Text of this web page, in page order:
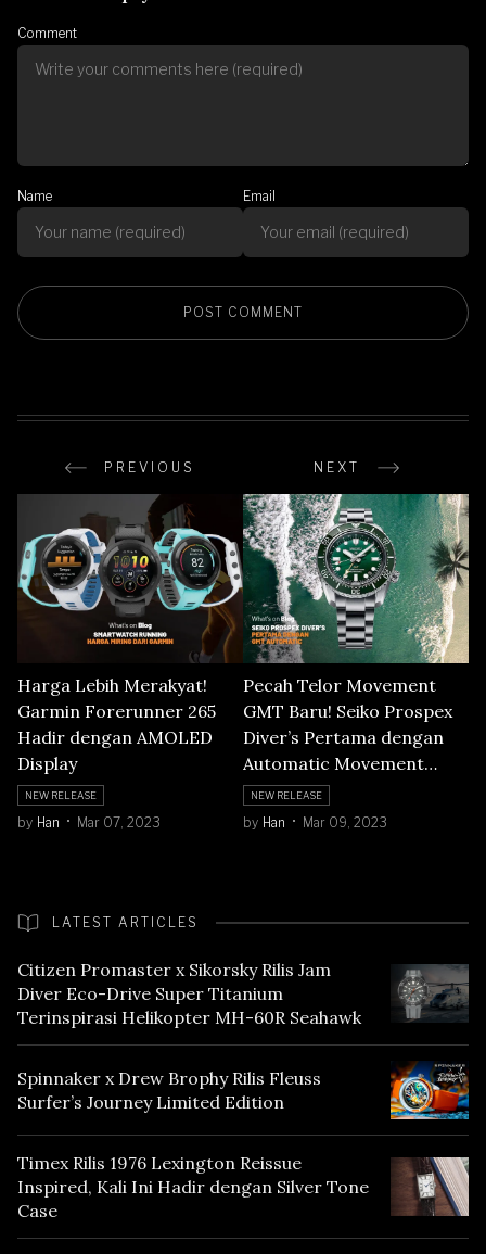
Comment
Name Email
PREVIOUS NEXT
Harga Lebih Merakyat!
Garmin Forerunner 265
Hadir dengan AMOLED
Display
NEW RELEASE
by Han Mar 07, 2023
Pecah Telor Movement
GMT Baru! Seiko Prospex
Diver’s Pertama dengan
Automatic Movement
GMT
NEW RELEASE
by Han Mar 09, 2023
LATEST ARTICLES
Citizen Promaster x Sikorsky Rilis Jam
Diver Eco-Drive Super Titanium
Terinspirasi Helikopter MH-60R Seahawk
Spinnaker x Drew Brophy Rilis Fleuss
Surfer’s Journey Limited Edition
Timex Rilis 1976 Lexington Reissue
Inspired, Kali Ini Hadir dengan Silver Tone
Case